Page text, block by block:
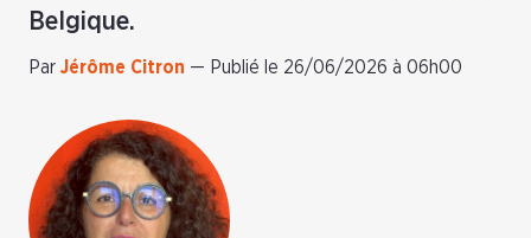
Belgique.
Par Jérôme Citron — Publié le 26/06/2026 à 06h00